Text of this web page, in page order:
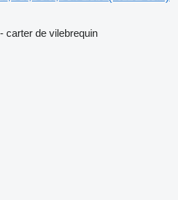
carter de vilebrequin